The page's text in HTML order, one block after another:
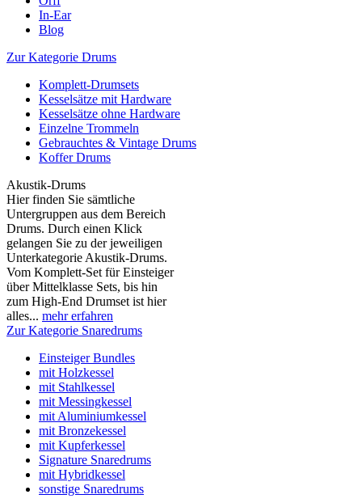
In-Ear
Blog
Zur Kategorie Drums
Komplett-Drumsets
Kesselsätze mit Hardware
Kesselsätze ohne Hardware
Einzelne Trommeln
Gebrauchtes & Vintage Drums
Koffer Drums
Akustik-Drums
Hier finden Sie sämtliche
Untergruppen aus dem Bereich
Drums. Durch einen Klick
gelangen Sie zu der jeweiligen
Unterkategorie Akustik-Drums.
Vom Komplett-Set für Einsteiger
über Mittelklasse Sets, bis hin
zum High-End Drumset ist hier
alles... mehr erfahren
Zur Kategorie Snaredrums
Einsteiger Bundles
mit Holzkessel
mit Stahlkessel
mit Messingkessel
mit Aluminiumkessel
mit Bronzekessel
mit Kupferkessel
Signature Snaredrums
mit Hybridkessel
sonstige Snaredrums